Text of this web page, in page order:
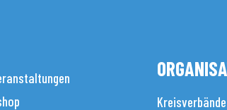
Kreisverbände